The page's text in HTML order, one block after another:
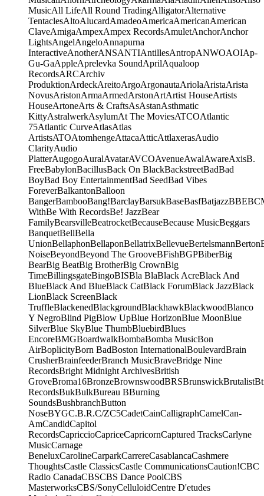
MusicAll LifeAll Round TradingAlligatorAlternative
TentaclesAltoAlucardAmadeoAmericaAmericanAmerican
ClaveAmigaAmpexAmpex RecordsAmuletAnchorAnchor
LightsAngelAngeloAnnapurna
InteractiveAnotherANSANTIAntillesAntropANWOAOIAp-
Gu-GaAppleAprelevka SoundAprilAqualoop
RecordsARCArchiv
ProduktionArdeckAreitoArgoArgonautaAriolaAristaArista
NovusAristonArmaArmedArstonArtArtist HouseArtists
HouseArtoneArts & CraftsAsAstanAsthmatic
KittyAstralwerkAsylumAt The MoviesATCOAtlantic
75Atlantic CurveAtlasAtlas
ArtistsATOAtomhengeAttacaAtticAttlaxerasAudio
ClarityAudio
PlatterAugogoAuralAvatarAVCOAvenueAwalAwareAxisB.
FreeBabylonBacillusBack On BlackBackstreetBadBad
BoyBad Boy EntertainmentBad SeedBad Vibes
ForeverBalkantonBalloon
BangerBambooBang!BarclayBarsukBaseBasfBatjazzBBE
WithBe With RecordsBe! JazzBear
FamilyBearsvilleBeatrocketBecauseBecause MusicBeggars
BanquetBellBella
UnionBellaphonBellaponBellatrixBellevueBertelsmannBerton
NoiseBeyondBeyond The GrooveBFishBGPBiberBig
BearBig BeatBig BrotherBig CrownBig
TimeBillingsgateBingoBISBla BlaBlack AcreBlack And
BlueBlack And BlueBlack CatBlack ForumBlack JazzBlack
LionBlack ScreenBlack
TruffleBlackenedBlackgroundBlackhawkBlackwoodBlanco
Y NegroBlind PigBlow UpBlue HorizonBlue MoonBlue
SilverBlue SkyBlue ThumbBluebirdBlues
EncoreBMGBoardwalkBombaBomba MusicBon
AirBoplicityBorn BadBoston InternationalBoulevardBrain
CrusherBrainfeederBranch MusicBraveBridge Nine
RecordsBright Midnight ArchivesBritish
GroveBroma16BronzeBrownswoodBRSBrunswickBrutalist
RecordsBukBulkBureau BBurning
SoundsBushbranchButton
NoseBYGC.B.R.C/ZC5CadetCainCalligraphCamelCan-
AmCandidCapitol
RecordsCapriccioCapriceCapricornCaptured TracksCarlyne
MusicCarnage
BeneluxCarolineCarparkCarrereCasablancaCashmere
ThoughtsCastle ClassicsCastle CommunicationsCaution!CBC
Radio CanadaCBSCBS Dance PoolCBS
MasterworksCBS/SonyCelluloidCentre D'etudes